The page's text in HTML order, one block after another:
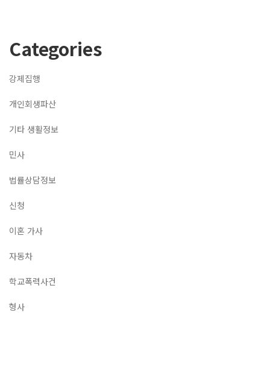
Categories
강제집행
개인회생파산
기타 생활정보
민사
법률상담정보
신청
이혼 가사
자동차
학교폭력사건
형사